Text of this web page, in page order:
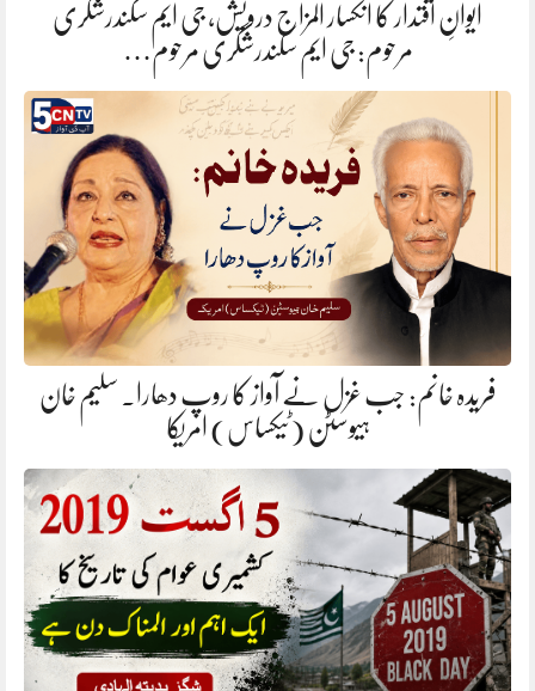
ایوانِ اقتدار کا انکسار المزاج درویش، جی ایم سکندرشگری
مرحوم: جی ایم سکندرشگری مرحوم…
فریدہ خانم: جب غزل نے آواز کا روپ دھارا. سلیم خان
ہیوسٹن (ٹیکساس) امریکا